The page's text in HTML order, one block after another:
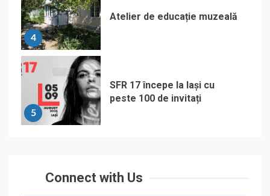
4
Atelier de educație muzeală
5
SFR 17 începe la Iași cu
peste 100 de invitați
Connect with Us